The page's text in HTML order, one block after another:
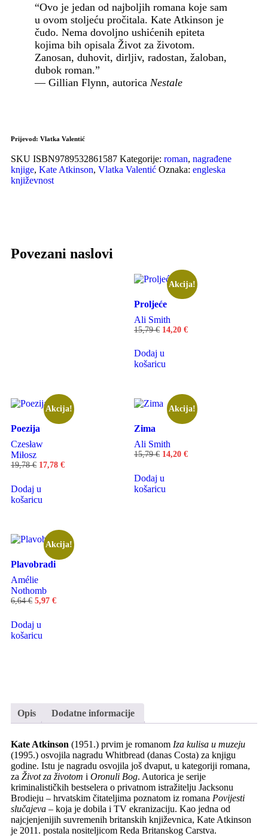
“Ovo je jedan od najboljih romana koje sam
u ovom stoljeću pročitala. Kate Atkinson je
čudo. Nema dovoljno ushićenih epiteta
kojima bih opisala Život za životom.
Zanosan, duhovit, dirljiv, radostan, žaloban,
dubok roman.”
— Gillian Flynn, autorica Nestale
Prijevod: Vlatka Valentić
SKU ISBN9789532861587 Kategorije: roman, nagrađene
knjige, Kate Atkinson, Vlatka Valentić Oznaka: engleska
književnost
Povezani naslovi
Akcija!
Proljeće
Ali Smith
15,79€ 14,20 €
Dodaj u
košaricu
Akcija!
Poezija
Czesław
Miłosz
19,78€ 17,78 €
Dodaj u
košaricu
Akcija!
Zima
Ali Smith
15,79€ 14,20 €
Dodaj u
košaricu
Akcija!
Plavobradi
Amélie
Nothomb
6,64€ 5,97 €
Dodaj u
košaricu
Opis Dodatne informacije
Kate Atkinson (1951.) prvim je romanom Iza kulisa u muzeju
(1995.) osvojila nagradu Whitbread (danas Costa) za knjigu
godine. Istu je nagradu osvojila još dvaput, u kategoriji romana,
za Život za životom i Oronuli Bog. Autorica je serije
kriminalističkih bestselera o privatnom istražitelju Jacksonu
Brodieju – hrvatskim čitateljima poznatom iz romana Povijesti
slučajeva – koja je dobila i TV ekranizaciju. Kao jedna od
najcjenjenijih suvremenih britanskih književnica, Kate Atkinson
je 2011. postala nositeljicom Reda Britanskog Carstva.